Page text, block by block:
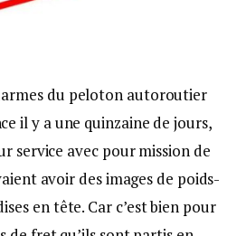
du peloton autoroutier
il y a une quinzaine de jours,
service avec pour mission de
avoir des images de poids-
en tête. Car c’est bien pour